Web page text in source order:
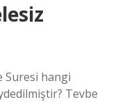
Suresi hangi
Tevbe